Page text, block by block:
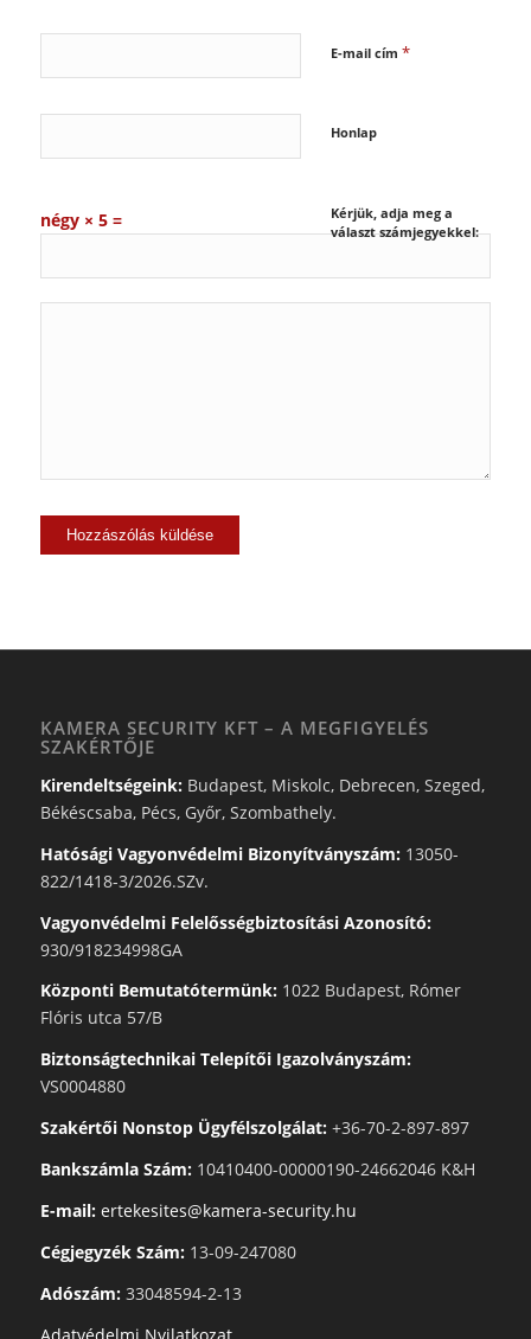
E-mail cím *
Honlap
Kérjük, adja meg a
választ számjegyekkel:
négy × 5 =
KAMERA SECURITY KFT – A MEGFIGYELÉS
SZAKÉRTŐJE
Kirendeltségeink:Budapest, Miskolc, Debrecen, Szeged,
Békéscsaba, Pécs, Győr, Szombathely.
Hatósági Vagyonvédelmi Bizonyítványszám:13050-
822/1418-3/2026.SZv.
Vagyonvédelmi Felelősségbiztosítási Azonosító:
930/918234998GA
Központi Bemutatótermünk:1022 Budapest, Rómer
Flóris utca 57/B
Biztonságtechnikai Telepítői Igazolványszám:
VS0004880
Szakértői Nonstop Ügyfélszolgálat:+36-70-2-897-897
Bankszámla Szám:10410400-00000190-24662046 K&H
E-mail: ertekesites@kamera-security.hu
Cégjegyzék Szám:13-09-247080
Adószám:33048594-2-13
Adatvédelmi Nyilatkozat